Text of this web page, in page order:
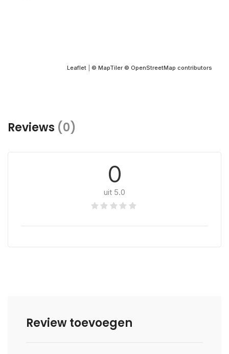
Leaflet © MapTiler © OpenStreetMap contributors
Reviews (0)
0
uit 5.0
Review toevoegen